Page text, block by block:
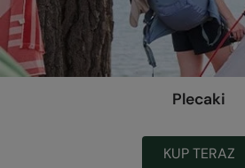
Plecaki
KUP TERAZ